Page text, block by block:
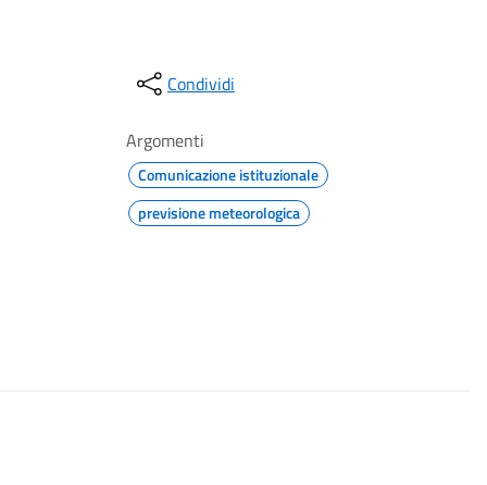
Condividi
Argomenti
Comunicazione istituzionale
previsione meteorologica